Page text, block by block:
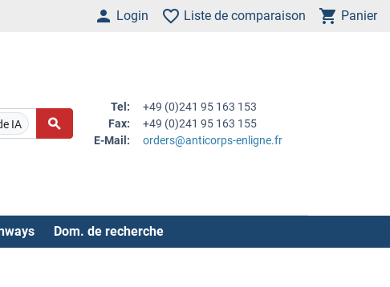
Login Liste de comparaison Panier
IA
Tel:
+49 (0)241 95 163 153
Fax:
+49 (0)241 95 163 155
E-Mail:
orders@anticorps-enligne.fr
Dom. de recherche